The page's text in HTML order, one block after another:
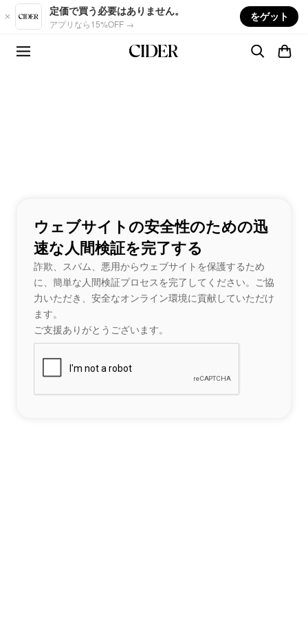
Skip to main content
定価で買う必要はありません。
アプリなら15%OFF →
をゲット
ウェブサイトの安全性のための迅
速な人間検証を完了する
詐欺、スパム、悪用からウェブサイトを保護するため
に、簡単な人間検証プロセスを完了してください。ご協
力いただき、安全なオンライン環境に貢献していただけ
ます。
ご支援ありがとうございます。